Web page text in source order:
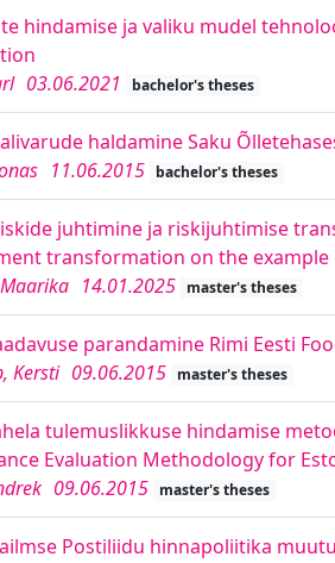
hindamise ja valiku mudel
03.06.2021 bachelor's theses
haldamine Saku
11.06.2015 bachelor's theses
juhtimine ja riskijuhtimise
transformation on the
14.01.2025 master's theses
parandamine Rimi Eesti
Kersti 09.06.2015 master's theses
tulemuslikkuse hindamise
Evaluation Methodology for
09.06.2015 master's theses
Postiliidu hinnapoliitika